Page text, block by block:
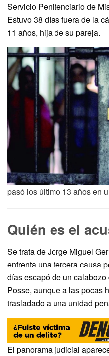
Servicio Penitenciario de
Estuvo 38 días fuera de la
11 años, hija de su pareja.
pasó los último 13 años en
Quién es el
Se trata de Jorge Miguel
enfrenta una tercera causa
días escapó de un
Posse, aunque a las pocas
trasladado a una unidad
El panorama judicial